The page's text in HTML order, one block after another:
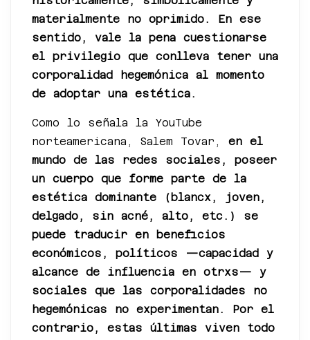
materialmente no oprimido. En ese
sentido, vale la pena cuestionarse
el privilegio que conlleva tener una
corporalidad hegemónica al momento
de adoptar una estética.
Como lo señala la YouTube
norteamericana, Salem Tovar, en el
mundo de las redes sociales, poseer
un cuerpo que forme parte de la
estética dominante (blancx, joven,
delgado, sin acné, alto, etc.) se
puede traducir en beneficios
económicos, políticos —capacidad y
alcance de influencia en otrxs— y
sociales que las corporalidades no
hegemónicas no experimentan. Por el
contrario, estas últimas viven todo